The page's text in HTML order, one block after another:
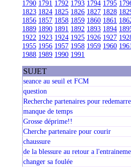
1790 1791 1792 1793 1794 1795
1823 1824 1825 1826 1827 1828
1856 1857 1858 1859 1860 1861
1889 1890 1891 1892 1893 1894
1922 1923 1924 1925 1926 1927
1955 1956 1957 1958 1959 1960
1988 1989 1990 1991
SUJET
seance au seuil et FCM
question
Recherche partenaires pour
manque de temps
Grosse déprime!!
Cherche partenaire pour courir
chaussure
de la blessure au retour a
changer sa foulée